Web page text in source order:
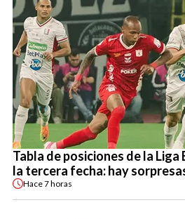
Tabla de posiciones de la
la tercera fecha: hay
Hace7 horas